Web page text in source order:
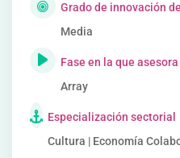
Grado de innovación
Media
Fase en la que asesora
Array
Especialización sectorial
Cultura | Economía